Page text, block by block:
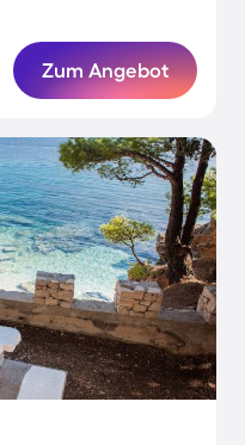
Zum Angebot